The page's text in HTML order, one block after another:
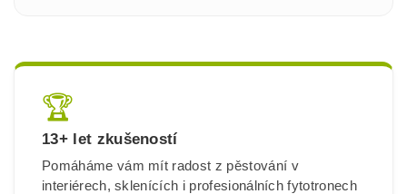
🏆
13+ let zkušeností
Pomáháme vám mít radost z pěstování v
interiérech, sklenících i profesionálních fytotronech